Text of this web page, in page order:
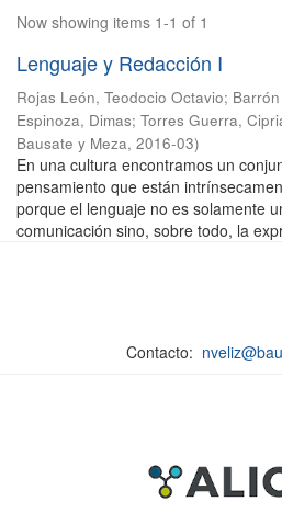
Now showing items 1-1 of 1
Lenguaje y Redacción I
Rojas León, Teodocio Octavio;
Espinoza, Dimas; Torres Guerra,
Bausate y Meza, 2016-03)
En una cultura encontramos un
pensamiento que están
porque el lenguaje no es solamente
comunicación sino, sobre todo, la
Contacto: